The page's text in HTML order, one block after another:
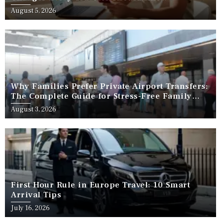
August 5, 2026
Why Families Prefer Private Airport Transfers:
The Complete Guide for Stress-Free Family
Travel
August 3, 2026
First Hour Rule in Europe Travel: 10 Smart
Arrival Tips
July 16, 2026